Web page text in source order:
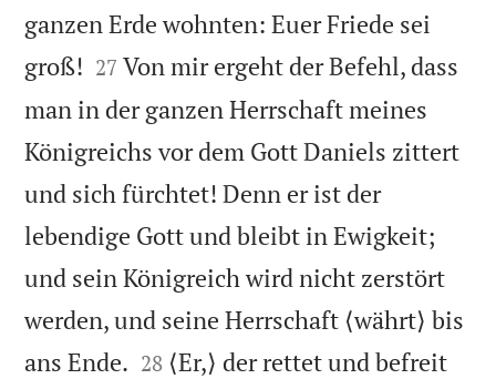
ganzen Erde wohnten: Euer Friede sei
groß! 

27 Von mir ergeht der Befehl, dass
man in der ganzen Herrschaft meines
Königreichs vor dem Gott Daniels zittert
und sich fürchtet! Denn er ist der
lebendige Gott und bleibt in Ewigkeit;
und sein Königreich wird nicht zerstört
werden, und seine Herrschaft ⟨währt⟩ bis
ans Ende. 

28 ⟨Er,⟩ der rettet und befreit